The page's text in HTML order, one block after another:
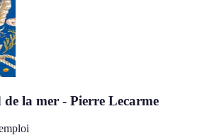
la mer - Pierre Lecarme